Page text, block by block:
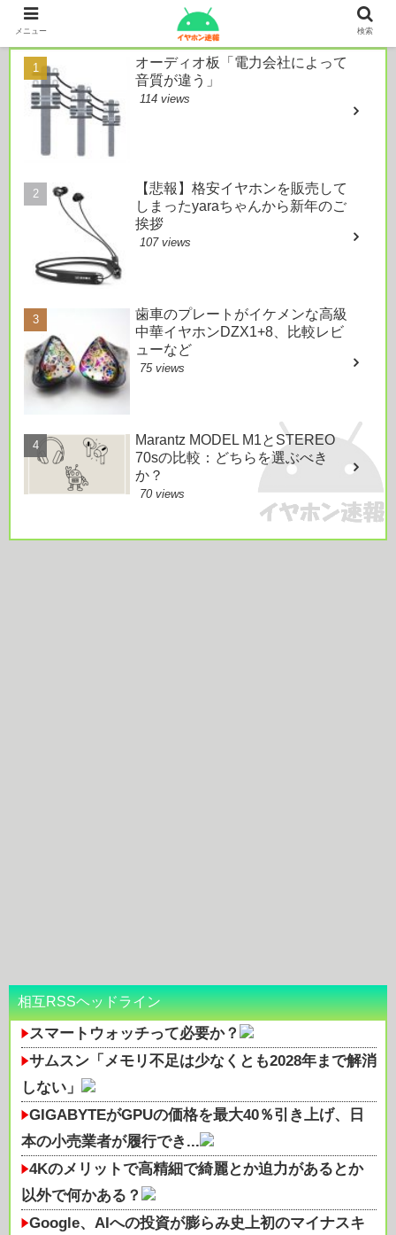
本日のおすすめ
オーディオ板「電力会社によって
音質が違う」
114 views
【悲報】格安イヤホンを販売して
しまったyaraちゃんから新年のご
挨拶
107 views
歯車のプレートがイケメンな高級
中華イヤホンDZX1+8、比較レビ
ューなど
75 views
Marantz MODEL M1とSTEREO
70sの比較：どちらを選ぶべき
か？
70 views
相互RSSヘッドライン
スマートウォッチって必要か？
サムスン「メモリ不足は少なくとも2028年まで解消
しない」
GIGABYTEがGPUの価格を最大40％引き上げ、日
本の小売業者が履行でき...
4Kのメリットで高精細で綺麗とか迫力があるとか
以外で何かある？
Google、AIへの投資が膨らみ史上初のマイナスキ
メニュー 検索